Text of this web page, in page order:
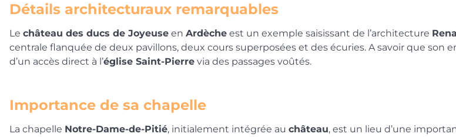
Détails architecturaux remarquables
Le château des ducs de Joyeuse en Ardèche est un exemple saisissant de l’architecture
centrale flanquée de deux pavillons, deux cours superposées et des écuries. A savoir que
d’un accès direct à l’église Saint-Pierre via des passages voûtés.
Importance de sa chapelle
La chapelle Notre-Dame-de-Pitié, initialement intégrée au château, est un lieu d’une